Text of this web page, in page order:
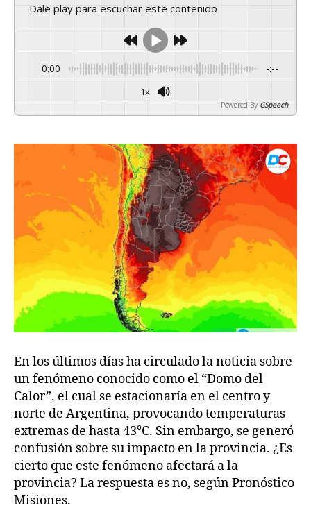
Dale play para escuchar este contenido
0:00 -:--
1x
Powered By GSpeech
En los últimos días ha circulado la noticia sobre
un fenómeno conocido como el “Domo del
Calor”, el cual se estacionaría en el centro y
norte de Argentina, provocando temperaturas
extremas de hasta 43°C. Sin embargo, se generó
confusión sobre su impacto en la provincia. ¿Es
cierto que este fenómeno afectará a la
provincia? La respuesta es no, según Pronóstico
Misiones.